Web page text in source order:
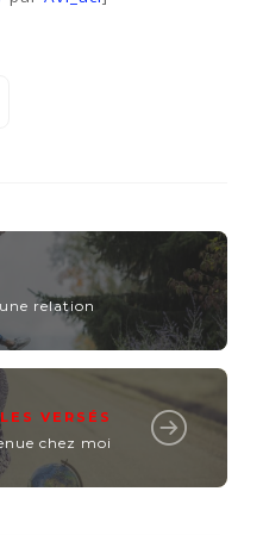
relation
LES VERSÉS
chez moi